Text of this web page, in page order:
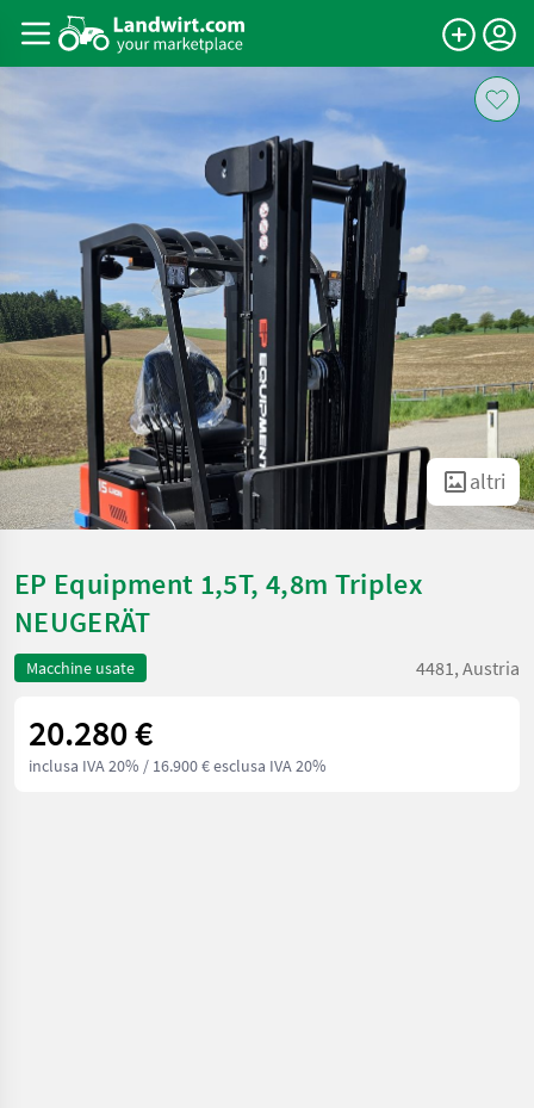
altri
EP Equipment 1,5T, 4,8m Triplex
NEUGERÄT
Macchine usate 4481, Austria
20.280 €
inclusa IVA 20% / 16.900 € esclusa IVA 20%